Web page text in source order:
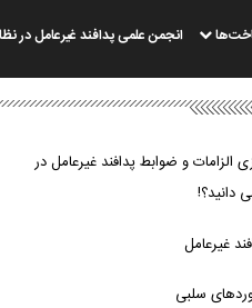
انجمن علمی پدافند غیرعامل در
الزامات و ضوابط پدافند غیرعامل در
دانید؟!
غیرعامل
سلبی